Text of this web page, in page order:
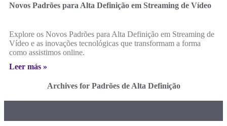
Novos Padrões para Alta Definição em Streaming de Vídeo
Explore os Novos Padrões para Alta Definição em Streaming de
Vídeo e as inovações tecnológicas que transformam a forma
como assistimos online.
Leer más »
Archives for Padrões de Alta Definição